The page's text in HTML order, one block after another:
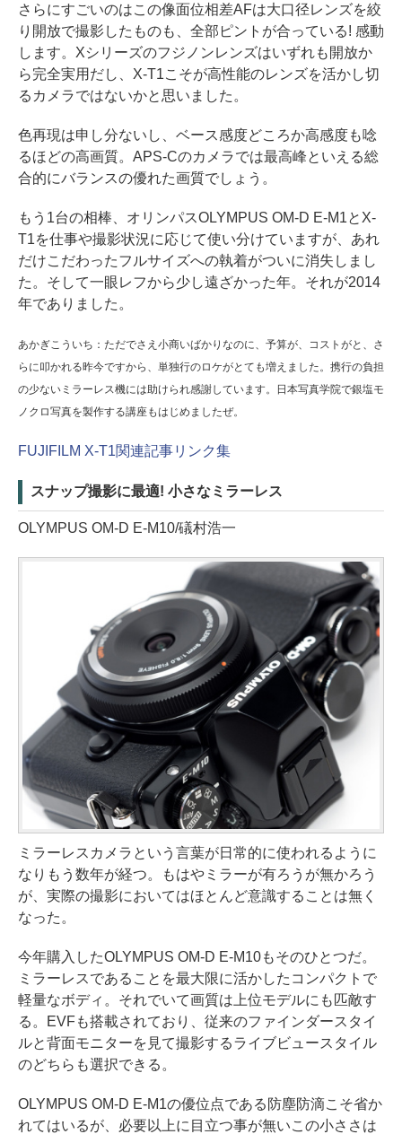
さらにすごいのはこの像面位相差AFは大口径レンズを絞
り開放で撮影したものも、全部ピントが合っている! 感動
します。Xシリーズのフジノンレンズはいずれも開放か
ら完全実用だし、X-T1こそが高性能のレンズを活かし切
るカメラではないかと思いました。
色再現は申し分ないし、ベース感度どころか高感度も唸
るほどの高画質。APS-Cのカメラでは最高峰といえる総
合的にバランスの優れた画質でしょう。
もう1台の相棒、オリンパスOLYMPUS OM-D E-M1とX-
T1を仕事や撮影状況に応じて使い分けていますが、あれ
だけこだわったフルサイズへの執着がついに消失しまし
た。そして一眼レフから少し遠ざかった年。それが2014
年でありました。
あかぎこういち：ただでさえ小商いばかりなのに、予算が、コストがと、さ
らに叩かれる昨今ですから、単独行のロケがとても増えました。携行の負担
の少ないミラーレス機には助けられ感謝しています。日本写真学院で銀塩モ
ノクロ写真を製作する講座もはじめましたぜ。
FUJIFILM X-T1関連記事リンク集
スナップ撮影に最適! 小さなミラーレス
OLYMPUS OM-D E-M10/礒村浩一
ミラーレスカメラという言葉が日常的に使われるように
なりもう数年が経つ。もはやミラーが有ろうが無かろう
が、実際の撮影においてはほとんど意識することは無く
なった。
今年購入したOLYMPUS OM-D E-M10もそのひとつだ。
ミラーレスであることを最大限に活かしたコンパクトで
軽量なボディ。それでいて画質は上位モデルにも匹敵す
る。EVFも搭載されており、従来のファインダースタイ
ルと背面モニターを見て撮影するライブビュースタイル
のどちらも選択できる。
OLYMPUS OM-D E-M1の優位点である防塵防滴こそ省か
れてはいるが、必要以上に目立つ事が無いこの小ささは